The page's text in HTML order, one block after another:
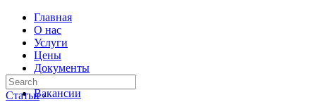
Главная
О нас
Услуги
Цены
Документы
Контакты
Вакансии
Статьи ›